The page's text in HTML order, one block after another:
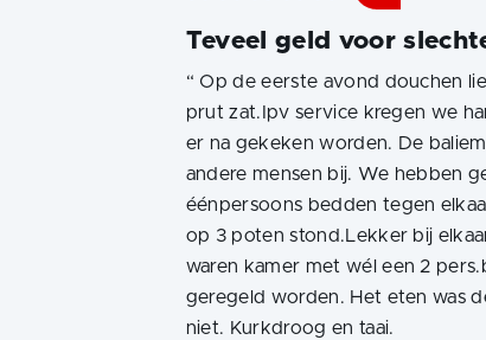
Teveel geld voor
“ Op de eerste avond douchen
prut zat.Ipv service kregen we
er na gekeken worden. De
andere mensen bij. We hebben
éénpersoons bedden tegen
op 3 poten stond.Lekker bij
waren kamer met wél een 2
geregeld worden. Het eten was
niet. Kurkdroog en taai.